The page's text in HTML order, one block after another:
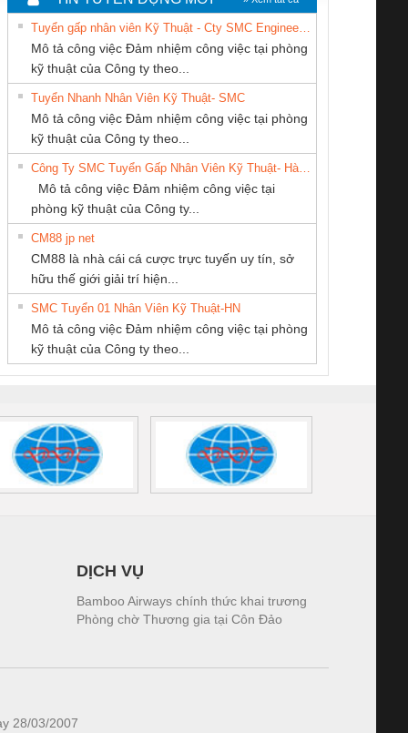
An Toàn
Contact
– PSR-
SCP-
FSP/2X1/1X2
sát chuỗi
tấm pin
16I+
(2502520000)
Bộ giám sát chuỗi
tấm pin
TRANSCLINIC 16I+
1K5 L (2433950000)
Bộ giám sát dòng
TRANSCLINIC 16I+
(2008130000)
điện TRANSCLINIC
BKE 1K5.4
(7791400879)2. Giá
Nẹp nhôm chống
trơn Đà Nẵng
TY CỔ
TỰ ĐỘNG
HƯNG
CÔNG TY TNHH
THƯƠNG MẠI
THIÊN ÂN VIỆT
NAM
CONG TY TNHH
THANH
TY TNHH
DOANH
VỤ XNK
NAM
MEKONG MARINE
SUPPLY
Thiết Bị Điện Nam
Mô tả công việc Đảm nhiệm công việc tại phòng
kỹ thuật của Công ty theo...
Tuyển Nhanh Nhân Viên Kỹ Thuật- SMC
Mô tả công việc Đảm nhiệm công việc tại phòng
kỹ thuật của Công ty theo...
Mô tả công việc Đảm nhiệm công việc tại
phòng kỹ thuật của Công ty...
CM88 jp net
CM88 là nhà cái cá cược trực tuyến uy tín, sở
hữu thế giới giải trí hiện...
SMC Tuyển 01 Nhân Viên Kỹ Thuật-HN
Mô tả công việc Đảm nhiệm công việc tại phòng
kỹ thuật của Công ty theo...
DỊCH VỤ
Bamboo Airways chính thức khai trương
Phòng chờ Thương gia tại Côn Đảo
28/03/2007